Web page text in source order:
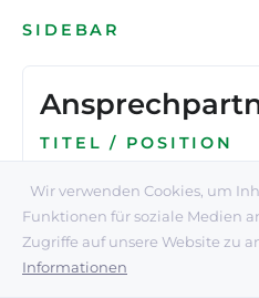
Wir verwenden Cookies, um
Funktionen für soziale Medien
Zugriffe auf unsere Website zu
Informationen
SIDEBAR
TITEL / POSITION
Telefon Nummer
E-Mail Adresse